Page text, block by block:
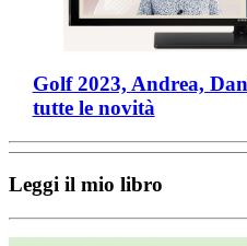
Golf 2023, Andrea,
tutte le novità
Leggi il mio libro